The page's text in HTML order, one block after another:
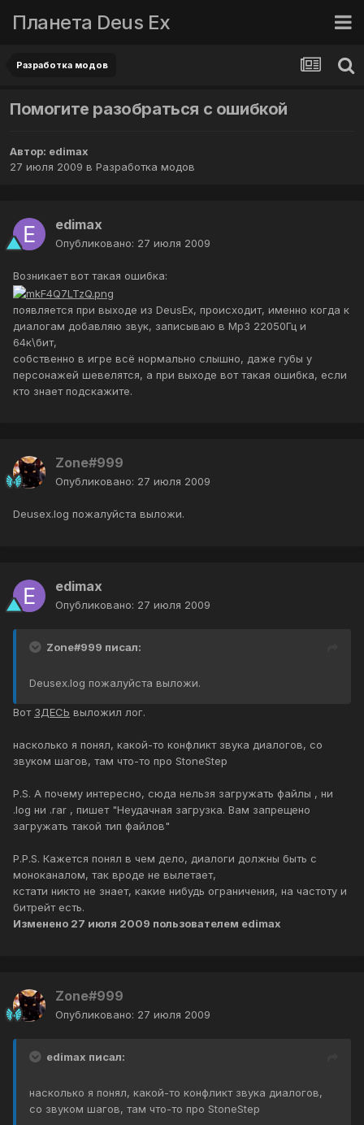
Планета Deus Ex
Разработка модов
Помогите разобраться с ошибкой
Автор: edimax
27 июля 2009 в Разработка модов
edimax
Опубликовано: 27 июля 2009
Bозникает вот такая ошибка:
появляется при выходе из DeusEx, происходит, именно когда к
диалогам добавляю звук, записываю в Mp3 22050Гц и
64к\бит,
собственно в игре всё нормально слышно, даже губы у
персонажей шевелятся, а при выходе вот такая ошибка, если
кто знает подскажите.
Zone#999
Опубликовано: 27 июля 2009
Deusex.log пожалуйста выложи.
edimax
Опубликовано: 27 июля 2009
Zone#999 писал:
Deusex.log пожалуйста выложи.
Вот ЗДЕСЬ выложил лог.
насколько я понял, какой-то конфликт звука диалогов, со
звуком шагов, там что-то про StoneStep
P.S. А почему интересно, сюда нельзя загружать файлы , ни
.log ни .rar , пишет "Неудачная загрузка. Вам запрещено
загружать такой тип файлов"
P.P.S. Кажется понял в чем дело, диалоги должны быть с
моноканалом, так вроде не вылетает,
кстати никто не знает, какие нибудь ограничения, на частоту и
битрейт есть.
Изменено 27 июля 2009 пользователем edimax
Zone#999
Опубликовано: 27 июля 2009
edimax писал:
насколько я понял, какой-то конфликт звука диалогов,
со звуком шагов, там что-то про StoneStep